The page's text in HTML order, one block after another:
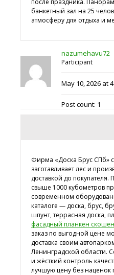
после праздника.
банкетный зал на 25
атмосферу для отдыха и
nazumehavu72
Participant
May 10, 2026 at
Post count: 1
Фирма «Доска Брус СПб»
заготавливает лес и
доставкой до покупателя.
свыше 1000 кубометров
современном
каталоге — доска, брус,
шпунт, террасная доска,
фасадный планкен
заказ по выгодной цене
доставка своим
Ленинградской области.
и жёсткий контроль
лучшую цену без наценок